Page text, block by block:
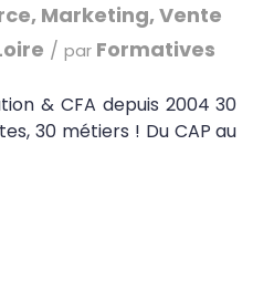
Marketing, Vente
/ par Formatives
& CFA depuis 2004 30
30 métiers ! Du CAP au